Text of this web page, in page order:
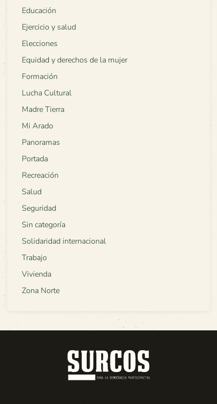
Educación
Ejercicio y salud
Elecciones
Equidad y derechos de la mujer
Formación
Lucha Cultural
Madre Tierra
Mi Arado
Panoramas
Portada
Recreación
Salud
Seguridad
Sin categoría
Solidaridad internacional
Trabajo
Vivienda
Zona Norte